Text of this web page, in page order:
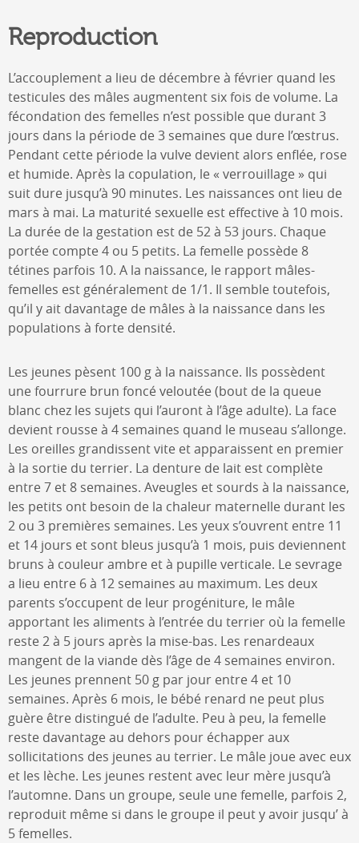
Reproduction
L’accouplement a lieu de décembre à février quand les
testicules des mâles augmentent six fois de volume. La
fécondation des femelles n’est possible que durant 3
jours dans la période de 3 semaines que dure l’œstrus.
Pendant cette période la vulve devient alors enflée, rose
et humide. Après la copulation, le « verrouillage » qui
suit dure jusqu’à 90 minutes. Les naissances ont lieu de
mars à mai. La maturité sexuelle est effective à 10 mois.
La durée de la gestation est de 52 à 53 jours. Chaque
portée compte 4 ou 5 petits. La femelle possède 8
tétines parfois 10. A la naissance, le rapport mâles-
femelles est généralement de 1/1. Il semble toutefois,
qu’il y ait davantage de mâles à la naissance dans les
populations à forte densité.
Les jeunes pèsent 100 g à la naissance. Ils possèdent
une fourrure brun foncé veloutée (bout de la queue
blanc chez les sujets qui l’auront à l’âge adulte). La face
devient rousse à 4 semaines quand le museau s’allonge.
Les oreilles grandissent vite et apparaissent en premier
à la sortie du terrier. La denture de lait est complète
entre 7 et 8 semaines. Aveugles et sourds à la naissance,
les petits ont besoin de la chaleur maternelle durant les
2 ou 3 premières semaines. Les yeux s’ouvrent entre 11
et 14 jours et sont bleus jusqu’à 1 mois, puis deviennent
bruns à couleur ambre et à pupille verticale. Le sevrage
a lieu entre 6 à 12 semaines au maximum. Les deux
parents s’occupent de leur progéniture, le mâle
apportant les aliments à l’entrée du terrier où la femelle
reste 2 à 5 jours après la mise-bas. Les renardeaux
mangent de la viande dès l’âge de 4 semaines environ.
Les jeunes prennent 50 g par jour entre 4 et 10
semaines. Après 6 mois, le bébé renard ne peut plus
guère être distingué de l’adulte. Peu à peu, la femelle
reste davantage au dehors pour échapper aux
sollicitations des jeunes au terrier. Le mâle joue avec eux
et les lèche. Les jeunes restent avec leur mère jusqu’à
l’automne. Dans un groupe, seule une femelle, parfois 2,
reproduit même si dans le groupe il peut y avoir jusqu’ à
5 femelles.